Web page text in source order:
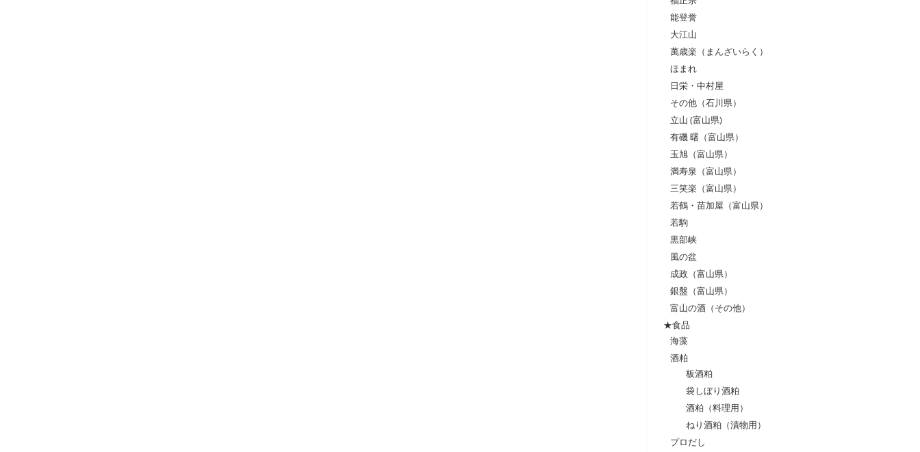
能登誉
大江山
萬歳楽（まんざいらく）
ほまれ
日栄・中村屋
その他（石川県）
立山 (富山県)
有磯 曙（富山県）
玉旭（富山県）
満寿泉（富山県）
三笑楽（富山県）
若鶴・苗加屋（富山県）
若駒
黒部峡
風の盆
成政（富山県）
銀盤（富山県）
富山の酒（その他）
★食品
海藻
酒粕
板酒粕
袋しぼり酒粕
酒粕（料理用）
ねり酒粕（漬物用）
プロだし